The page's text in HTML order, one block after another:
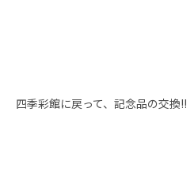
四季彩館に戻って、記念品の交換!!